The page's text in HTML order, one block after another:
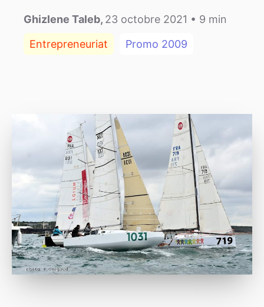
Ghizlene Taleb, 23 octobre 2021 • 9 min
Entrepreneuriat
Promo 2009